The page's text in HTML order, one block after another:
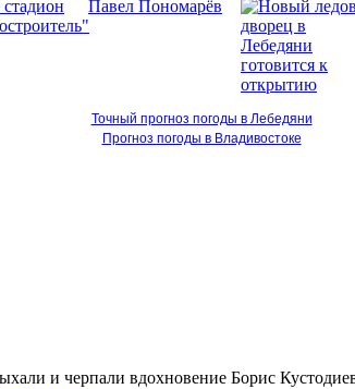
Точный прогноз погоды в Лебедяни
Прогноз погоды в Владивостоке
и черпали вдохновение Борис